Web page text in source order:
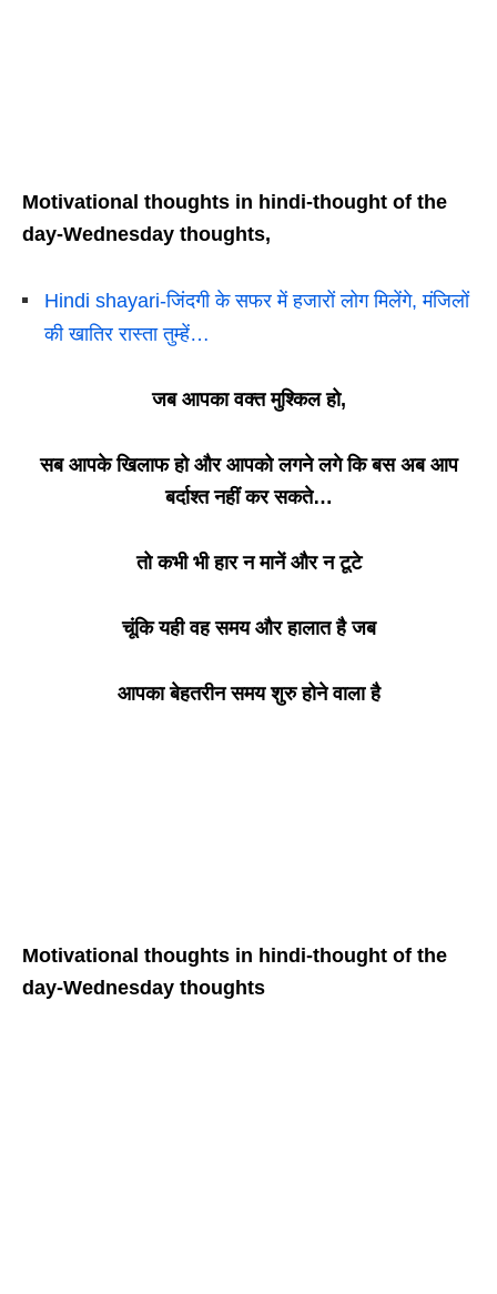
Motivational thoughts in hindi-thought of the
day-Wednesday thoughts,
Hindi shayari-जिंदगी के सफर में हजारों लोग मिलेंगे, मंजिलों
की खातिर रास्ता तुम्हें…
जब आपका वक्त मुश्किल हो,
सब आपके खिलाफ हो और आपको लगने लगे कि बस अब आप
बर्दाश्त नहीं कर सकते…
तो कभी भी हार न मानें और न टूटे
चूंकि यही वह समय और हालात है जब
आपका बेहतरीन समय शुरु होने वाला है
Motivational thoughts in hindi-thought of the
day-Wednesday thoughts